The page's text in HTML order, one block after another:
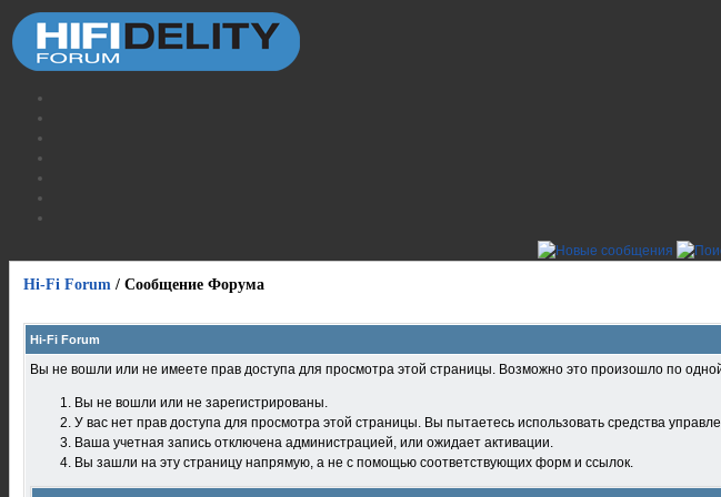
Hi-Fi Forum / Сообщение Форума
Hi-Fi Forum
Вы не вошли или не имеете прав доступа для просмотра этой страницы. Возможно это произошло по
Вы не вошли или не зарегистрированы.
У вас нет прав доступа для просмотра этой страницы. Вы пытаетесь использовать средства
Ваша учетная запись отключена администрацией, или ожидает активации.
Вы зашли на эту страницу напрямую, а не с помощью соответствующих форм и ссылок.